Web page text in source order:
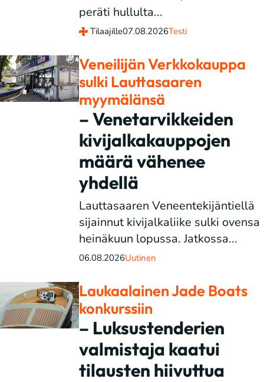
peräti hullulta...
Tilaajille07.08.2026Testi
Veneilijän Verkkokauppa
sulki Lauttasaaren
myymälänsä
– Venetarvikkeiden
kivijalkakauppojen
määrä vähenee
yhdellä
Lauttasaaren Veneentekijäntiellä
sijainnut kivijalkaliike sulki ovensa
heinäkuun lopussa. Jatkossa...
06.08.2026Uutinen
Laukaalainen Jade Boats
konkurssiin
– Luksustenderien
valmistaja kaatui
tilausten hiivuttua